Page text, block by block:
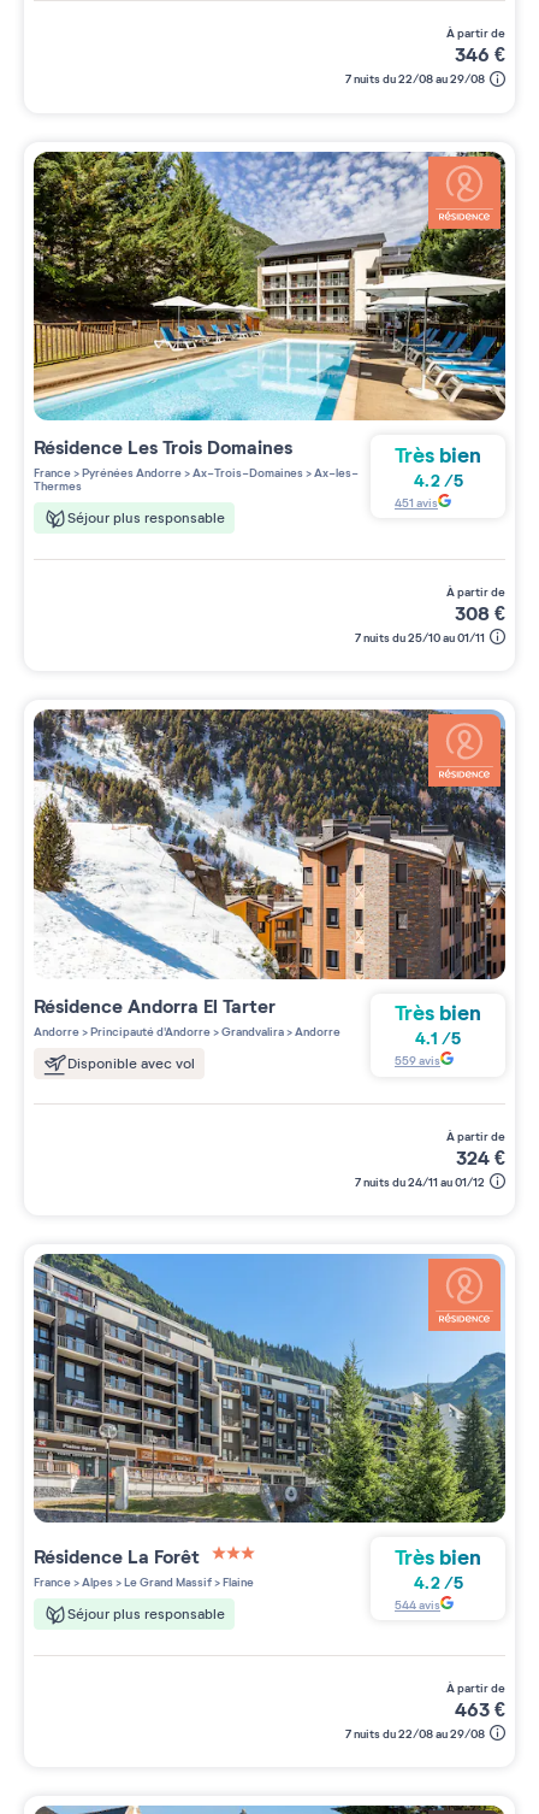
à partir de
346 €
7 nuits du 22/08 au 29/08
Résidence Les Trois Domaines
France>Pyrénées Andorre>Ax-Trois-Domaines>Ax-les-
Thermes
Séjour plus responsable
Très bien
4.2 /5
451 avis
à partir de
308€
7 nuits du 25/10 au 01/11
RésidenceAndorra El Tarter
Andorre>Principauté d'Andorre>Grandvalira>Andorre
Disponible avec vol
Très bien
4.1 /5
559avis
à partir de
324€
7 nuits du 24/11 au 01/12
Résidence La Forêt
3 étoiles sur 5
France>Alpes>Le Grand Massif>Flaine
Séjour plus responsable
Très bien
4.2 /5
544avis
à partir de
463€
7 nuits du 22/08 au 29/08